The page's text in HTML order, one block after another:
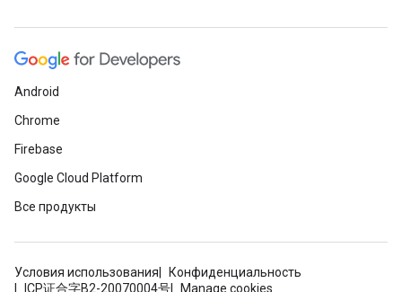
Android
Chrome
Firebase
Google Cloud Platform
Все продукты
Условия использования
Конфиденциальность
ICP证合字B2-20070004号
Manage cookies